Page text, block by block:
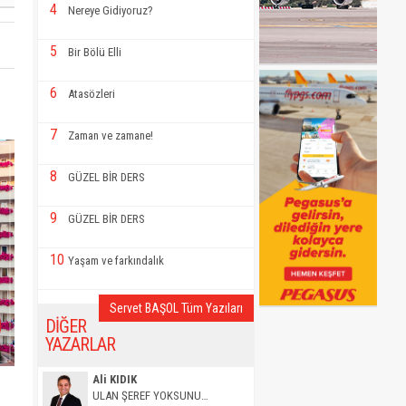
4 Nereye Gidiyoruz?
5 Bir Bölü Elli
6 Atasözleri
7 Zaman ve zamane!
8 GÜZEL BİR DERS
9 GÜZEL BİR DERS
10 Yaşam ve farkındalık
Servet BAŞOL Tüm Yazıları
DİĞER
YAZARLAR
Ali KIDIK
ULAN ŞEREF YOKSUNU…